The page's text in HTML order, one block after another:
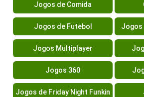
Jogos de Comida
Jogos de Futebol Jogos
Jogos Multiplayer
Jogos 360
Jogos de Friday Night Funkin